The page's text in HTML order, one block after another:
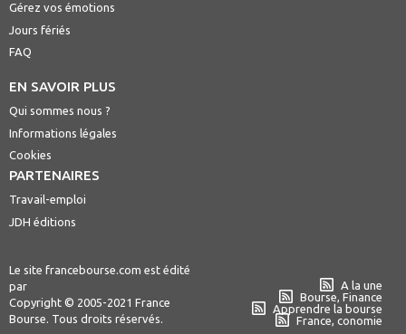
Gérez vos émotions
Jours fériés
FAQ
EN SAVOIR PLUS
Qui sommes nous ?
Informations légales
Cookies
PARTENAIRES
Travail-emploi
JDH éditions
Le site francebourse.com est édité
par
Copyright © 2005-2021 France
Bourse. Tous droits réservés.
A la une
Bourse, Finance
Apprendre la bourse
France, conomie